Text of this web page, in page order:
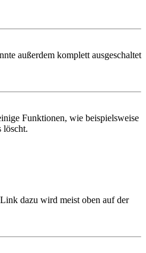
außerdem komplett ausgeschaltet
Funktionen, wie beispielsweise
löscht.
dazu wird meist oben auf der